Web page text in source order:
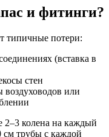
и фитинги?
типичные потери:
(вставка в
стен
воздуховодов или
2–3 колена на каждый
см трубы с каждой